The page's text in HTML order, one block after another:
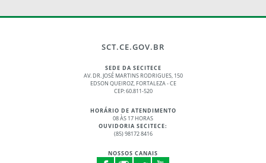
SCT.CE.GOV.BR
SEDE DA SECITECE
AV. DR. JOSÉ MARTINS RODRIGUES, 150
EDSON QUEIROZ, FORTALEZA - CE
CEP: 60.811-520
HORÁRIO DE ATENDIMENTO
08 ÀS 17 HORAS
OUVIDORIA SECITECE:
(85) 98172 8416
NOSSOS CANAIS